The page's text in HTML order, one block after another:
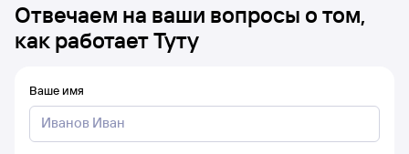
Отвечаем на ваши вопросы о том,
как работает Туту
Ваше имя